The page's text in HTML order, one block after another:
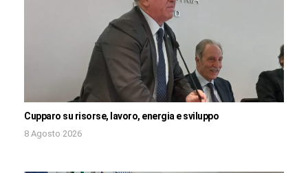
Cupparo su risorse, lavoro, energia e sviluppo
8 Agosto 2026